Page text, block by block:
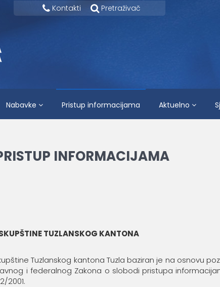
Kontakti Pretraživač
Nabavke Pristup informacijama Aktuelno
INFORMACIJAMA
TUZLANSKOG KANTONA
Tuzlanskog kantona Tuzla baziran je na osnovu
i federalnog Zakona o slobodi pristupa
2001.